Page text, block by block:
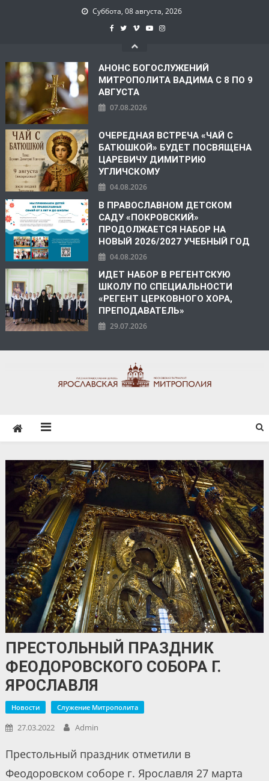
Суббота, 08 августа, 2026
АНОНС БОГОСЛУЖЕНИЙ
МИТРОПОЛИТА ВАДИМА С 8 ПО 9
АВГУСТА
07.08.2026
ОЧЕРЕДНАЯ ВСТРЕЧА «ЧАЙ С
БАТЮШКОЙ» БУДЕТ ПОСВЯЩЕНА
ЦАРЕВИЧУ ДИМИТРИЮ
УГЛИЧСКОМУ
04.08.2026
В ПРАВОСЛАВНОМ ДЕТСКОМ
САДУ «ПОКРОВСКИЙ»
ПРОДОЛЖАЕТСЯ НАБОР НА
НОВЫЙ 2026/2027 УЧЕБНЫЙ ГОД
04.08.2026
ИДЕТ НАБОР В РЕГЕНТСКУЮ
ШКОЛУ ПО СПЕЦИАЛЬНОСТИ
«РЕГЕНТ ЦЕРКОВНОГО ХОРА,
ПРЕПОДАВАТЕЛЬ»
29.07.2026
ПРЕСТОЛЬНЫЙ ПРАЗДНИК
ФЕОДОРОВСКОГО СОБОРА Г.
ЯРОСЛАВЛЯ
Новости Служение Митрополита
27.03.2022 Admin
Престольный праздник отметили в
Феодоровском соборе г. Ярославля 27 марта